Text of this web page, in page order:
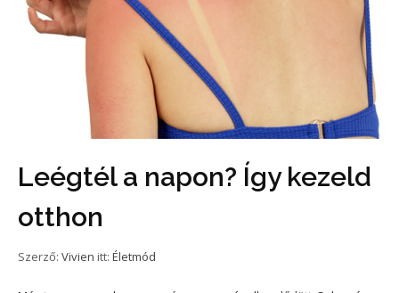
Leégtél a napon? Így kezeld
otthon
Szerző: Vivien itt: Életmód